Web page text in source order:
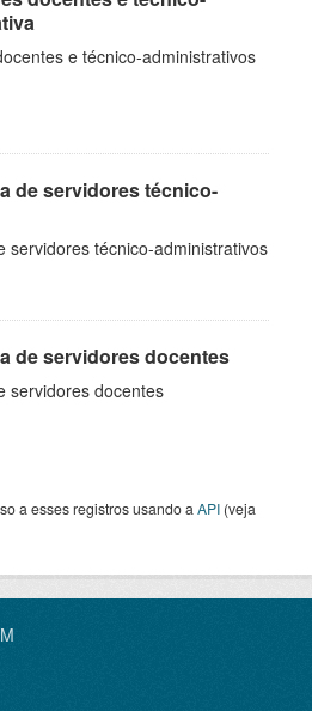
e técnico-administrativos
de servidores técnico-
servidores técnico-administrativos
de servidores docentes
servidores docentes
a esses registros usando a API (veja